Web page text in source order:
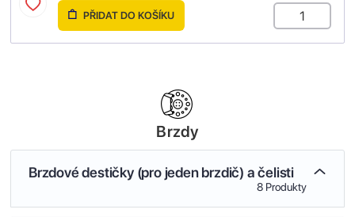
PŘIDAT DO KOŠÍKU
Brzdy
Brzdové destičky (pro jeden brzdič) a čelisti
8 Produkty